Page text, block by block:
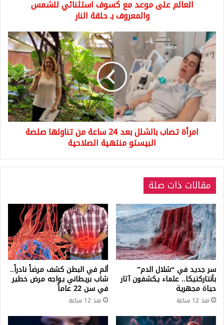
العالم على موعد مع كسوف استثنائي للشمس
والمعروف بـ حلقة النار
امرأة
تصاب
بالشلل
24
ساعة
تناولها
صلصة
البيستو
امرأة تصاب بالشلل بعد 24 ساعة من تناولها صلصة
البيستو منتهية الصلاحية
مقالات ذات صلة
سر جديد في “شلال الدم”
بأنتاركتيكا.. علماء يكشفون آثار
حياة مجهرية
منذ 12 ساعة
ألم في البطن كشف مرضاً نادراً..
شاب بريطاني يواجه مرض خطير
في سن 22 عاماً
منذ 12 ساعة